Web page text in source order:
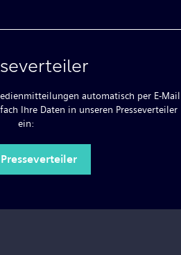
automatisch per E-Mail
Ihre Daten in unseren Presseverteiler
ein: